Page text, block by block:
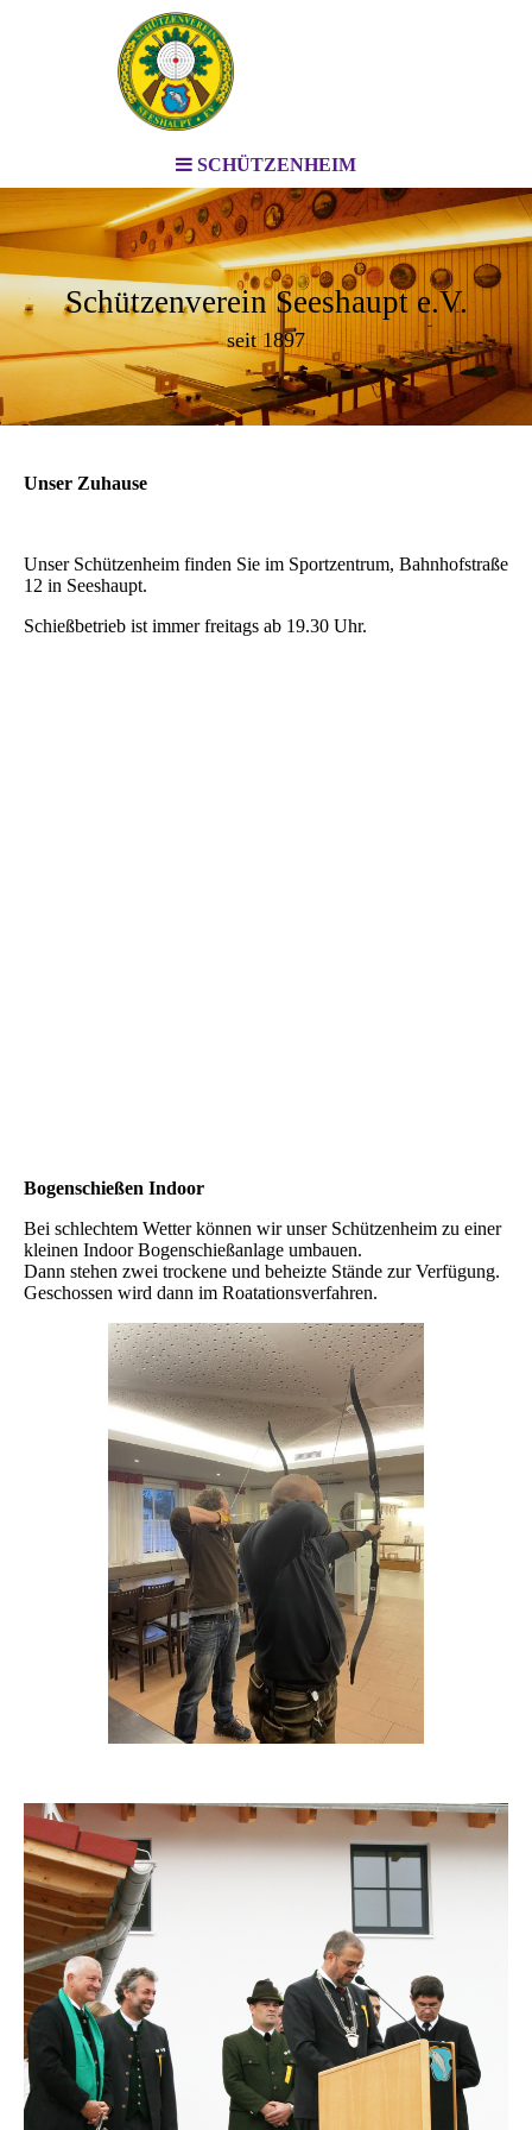
SCHÜTZENHEIM
Schützenverein Seeshaupt e.V.
seit 1897
Unser Zuhause
Unser Schützenheim finden Sie im Sportzentrum, Bahnhofstraße
12 in Seeshaupt.
Schießbetrieb ist immer freitags ab 19.30 Uhr.
Bogenschießen Indoor
Bei schlechtem Wetter können wir unser Schützenheim zu einer
kleinen Indoor Bogenschießanlage umbauen.
Dann stehen zwei trockene und beheizte Stände zur Verfügung.
Geschossen wird dann im Roatationsverfahren.